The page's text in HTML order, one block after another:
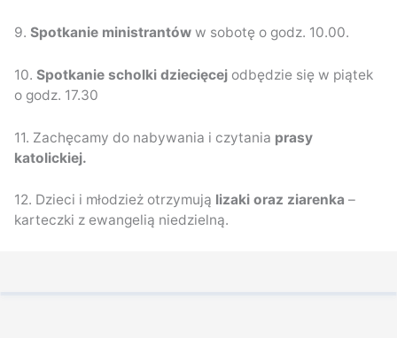
9. Spotkanie ministrantóww sobotę o godz. 10.00.
10. Spotkanie scholki dziecięcej odbędzie się w piątek
o godz. 17.30
11. Zachęcamy do nabywania i czytania prasy
katolickiej.
12. Dzieci i młodzież otrzymują lizaki oraz ziarenka –
karteczki z ewangelią niedzielną.